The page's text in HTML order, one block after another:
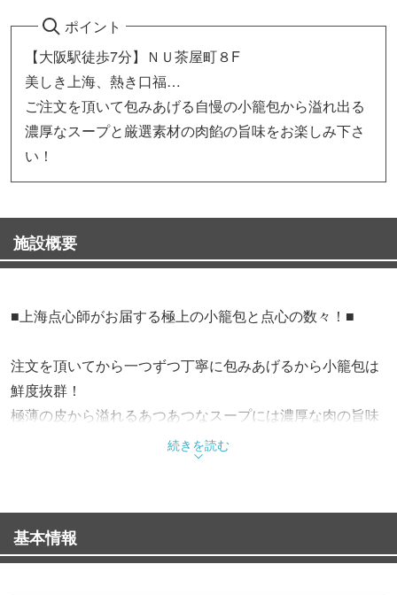
ポイント
【大阪駅徒歩7分】ＮＵ茶屋町８F
美しき上海、熱き口福…
ご注文を頂いて包みあげる自慢の小籠包から溢れ出る
濃厚なスープと厳選素材の肉餡の旨味をお楽しみ下さ
い！
施設概要
■上海点心師がお届する極上の小籠包と点心の数々！■
注文を頂いてから一つずつ丁寧に包みあげるから小籠包は
鮮度抜群！
極薄の皮から溢れるあつあつなスープには濃厚な肉の旨味
さらには海鮮の味わいを生かした蒸し物や揚げ物の点心も
もちろん定番の中華の数々をはじめ、当店ならではの逸品
料理もご用意。
続きを読む
基本情報